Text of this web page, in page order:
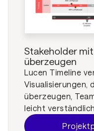
Stakeholder
überzeugen
Lucen Timeline
Visualisierungen,
überzeugen,
leicht